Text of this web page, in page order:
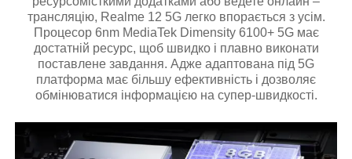
трансляцію, Realme 12 5G легко впорається з усім.
Процесор 6nm MediaTek Dimensity 6100+ 5G має
достатній ресурс, щоб швидко і плавно виконати
поставлене завдання. Адже адаптована під 5G
платформа має більшу ефективність і дозволяє
обмінюватися інформацією на супер-швидкості.